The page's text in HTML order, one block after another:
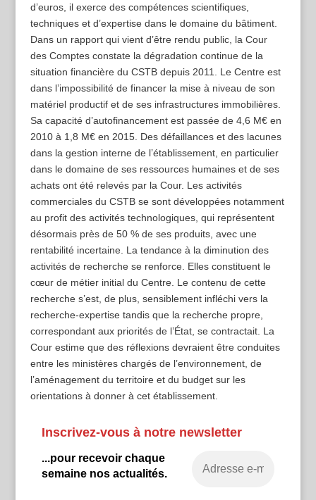
d’euros, il exerce des compétences scientifiques,
techniques et d’expertise dans le domaine du bâtiment.
Dans un rapport qui vient d’être rendu public, la Cour
des Comptes constate la dégradation continue de la
situation financière du CSTB depuis 2011. Le Centre est
dans l’impossibilité de financer la mise à niveau de son
matériel productif et de ses infrastructures immobilières.
Sa capacité d’autofinancement est passée de 4,6 M€ en
2010 à 1,8 M€ en 2015. Des défaillances et des lacunes
dans la gestion interne de l’établissement, en particulier
dans le domaine de ses ressources humaines et de ses
achats ont été relevés par la Cour. Les activités
commerciales du CSTB se sont développées notamment
au profit des activités technologiques, qui représentent
désormais près de 50 % de ses produits, avec une
rentabilité incertaine. La tendance à la diminution des
activités de recherche se renforce. Elles constituent le
cœur de métier initial du Centre. Le contenu de cette
recherche s’est, de plus, sensiblement infléchi vers la
recherche-expertise tandis que la recherche propre,
correspondant aux priorités de l’État, se contractait. La
Cour estime que des réflexions devraient être conduites
entre les ministères chargés de l’environnement, de
l’aménagement du territoire et du budget sur les
orientations à donner à cet établissement.
Inscrivez-vous à notre newsletter
...pour recevoir chaque
semaine nos actualités.